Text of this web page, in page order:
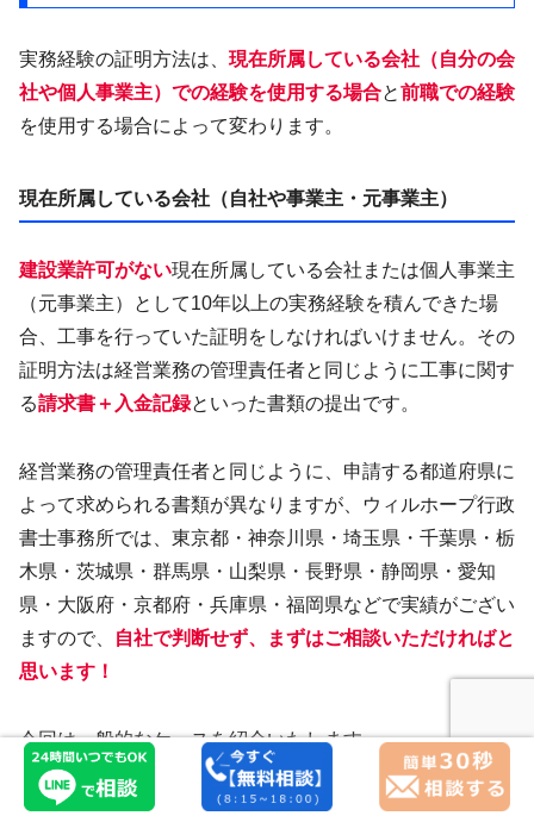
実務経験の証明方法は、 現在所属している会社（自分の会
社や個人事業主）での経験を使用する場合と前職での経験
を使用する場合によって変わります。
現在所属している会社（自社や事業主・元事業主）
建設業許可がない現在所属している会社または個人事業主
（元事業主）として10年以上の実務経験を積んできた場
合、工事を行っていた証明をしなければいけません。その
証明方法は経営業務の管理責任者と同じように工事に関す
る請求書＋入金記録といった書類の提出です。
経営業務の管理責任者と同じように、申請する都道府県に
よって求められる書類が異なりますが、ウィルホープ行政
書士事務所では、東京都・神奈川県・埼玉県・千葉県・栃
木県・茨城県・群馬県・山梨県・長野県・静岡県・愛知
県・大阪府・京都府・兵庫県・福岡県などで実績がござい
ますので、
自社で判断せず、まずはご相談いただければと
思います！
今回は一般的なケースを紹介いたします。
▼実務経験を証明する場合